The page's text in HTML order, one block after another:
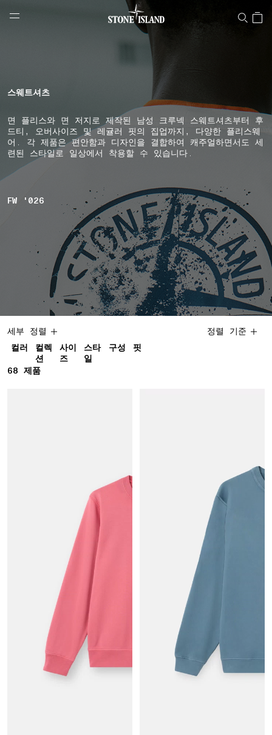
NAVIGATION.ARIA.GOTOMAINCONTENT
LABEL.SHOPPINGCOUNTRY 대한민국
스웨트셔츠
면 플리스와 면 저지로 제작된 남성 크루넥 스웨트셔츠부터 후
드티, 오버사이즈 및 레귤러 핏의 집업까지, 다양한 플리스웨
어. 각 제품은 편안함과 디자인을 결합하여 캐주얼하면서도 세
련된 스타일로 일상에서 착용할 수 있습니다.
FW '026
세부 정렬
컬러
컬렉
션
사이
즈
스타
일
구성 핏
정렬 기준
68 68 제품
제품